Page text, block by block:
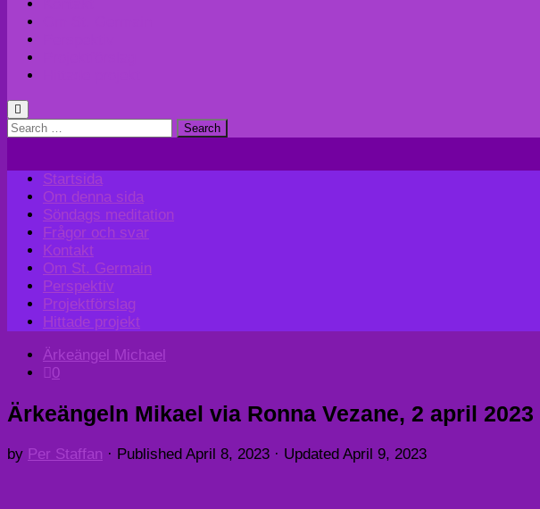
Search
Startsida
Om denna sida
Söndags meditation
Frågor och svar
Kontakt
Om St. Germain
Perspektiv
Projektförslag
Hittade projekt
Ärkeängel Michael
0
Ärkeängeln Mikael via Ronna Vezane, 2 april 2023
by Per Staffan · Published April 8, 2023 · Updated April 9, 2023